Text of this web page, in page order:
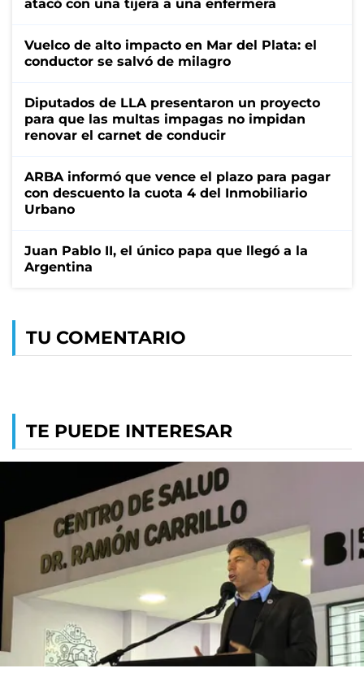
atacó con una tijera a una enfermera
Vuelco de alto impacto en Mar del Plata: el
conductor se salvó de milagro
Diputados de LLA presentaron un proyecto
para que las multas impagas no impidan
renovar el carnet de conducir
ARBA informó que vence el plazo para pagar
con descuento la cuota 4 del Inmobiliario
Urbano
Juan Pablo II, el único papa que llegó a la
Argentina
TU COMENTARIO
TE PUEDE INTERESAR